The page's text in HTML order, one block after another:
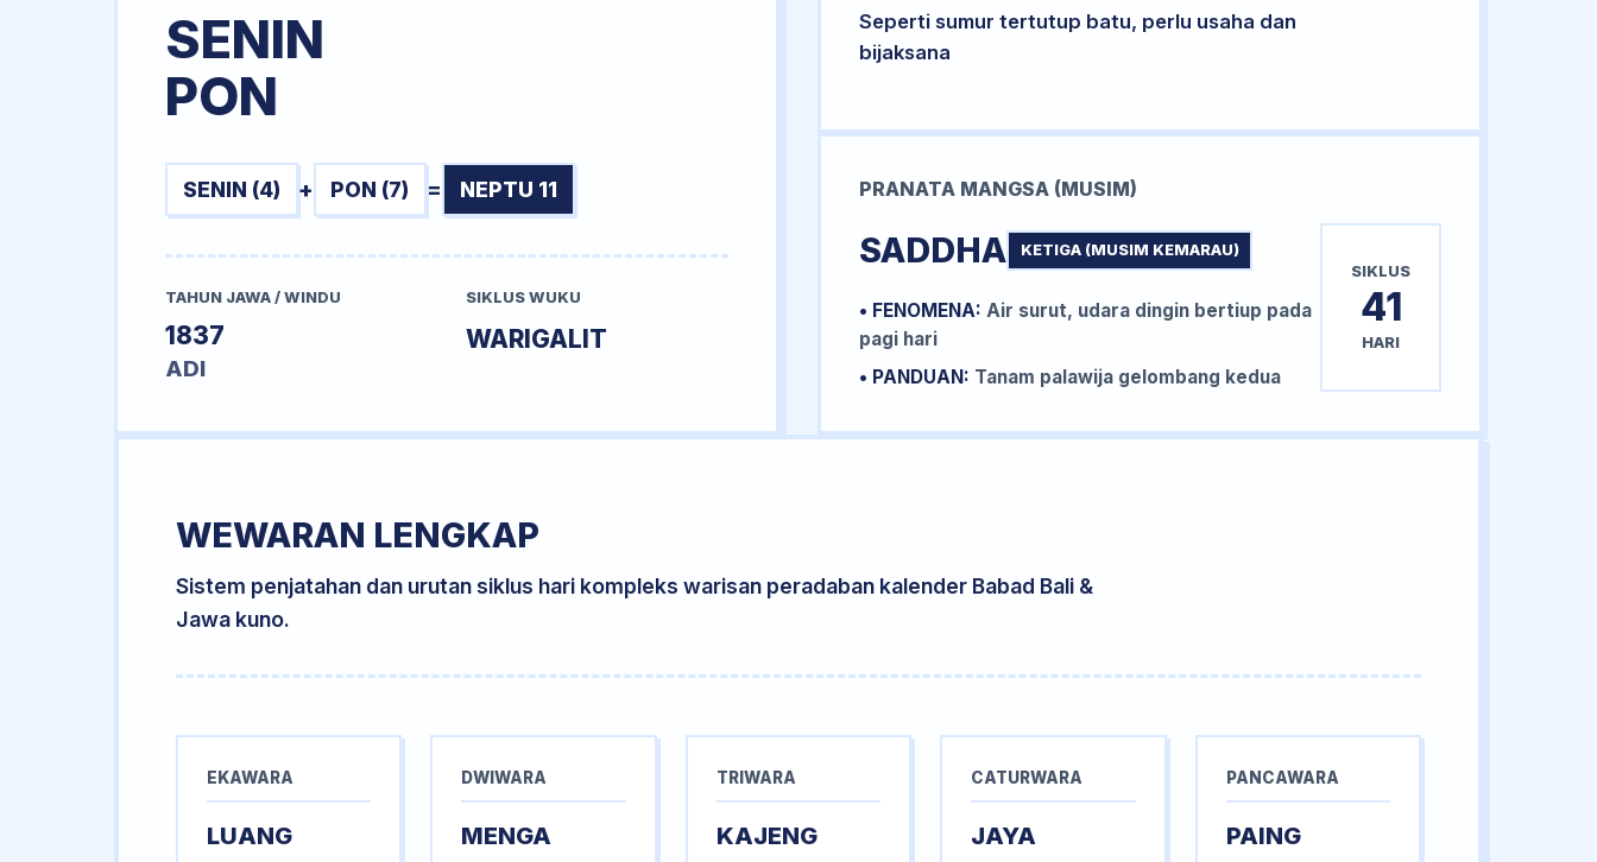
SENIN
PON
SENIN (4) + PON (7) = NEPTU 11
TAHUN JAWA / WINDU
1837
ADI
SIKLUS WUKU
WARIGALIT
Seperti sumur tertutup batu, perlu usaha dan
bijaksana
PRANATA MANGSA (MUSIM)
SADDHA KETIGA (MUSIM KEMARAU)
• FENOMENA: Air surut, udara dingin bertiup pada
pagi hari
• PANDUAN: Tanam palawija gelombang kedua
SIKLUS
41
HARI
WEWARAN LENGKAP
Sistem penjatahan dan urutan siklus hari kompleks warisan peradaban kalender Babad Bali &
Jawa kuno.
EKAWARA
LUANG
DWIWARA
MENGA
TRIWARA
KAJENG
CATURWARA
JAYA
PANCAWARA
PAING